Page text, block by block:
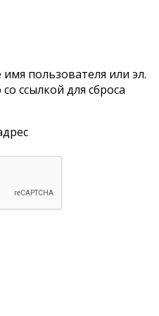
пользователя или эл.
ссылкой для сброса